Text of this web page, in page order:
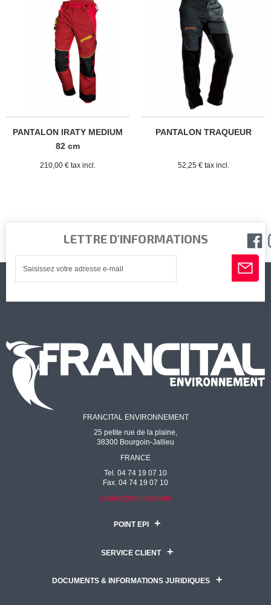
PANTALON IRATY MEDIUM
82 cm
210,00 € tax incl.
PANTALON TRAQUEUR
52,25 € tax incl.
LETTRE D'INFORMATIONS
FRANCITAL ENVIRONNEMENT
25 petite rue de la plaine,
38300 Bourgoin-Jallieu
FRANCE
Tel. 04 74 19 07 10
Fax. 04 74 19 07 10
contact@francital.com
POINT EPI
SERVICE CLIENT
DOCUMENTS & INFORMATIONS JURIDIQUES